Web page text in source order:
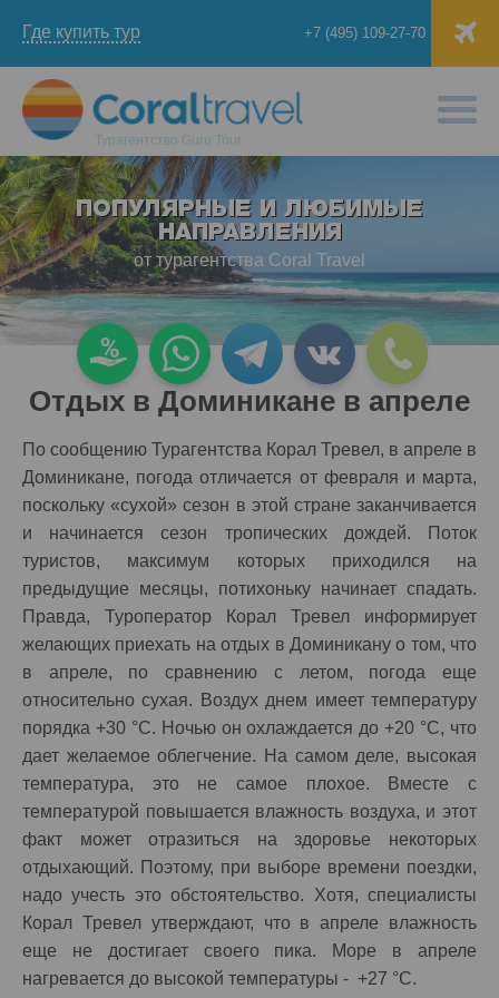
Где купить тур +7 (495) 109-27-70
Турагентство Guru Tour
ПОПУЛЯРНЫЕ И ЛЮБИМЫЕ
НАПРАВЛЕНИЯ
от турагентства Coral Travel
Отдых в Доминикане в апреле
По сообщению Турагентства Корал Тревел, в апреле в
Доминикане, погода отличается от февраля и марта,
поскольку «сухой» сезон в этой стране заканчивается
и начинается сезон тропических дождей. Поток
туристов, максимум которых приходился на
предыдущие месяцы, потихоньку начинает спадать.
Правда, Туроператор Корал Тревел информирует
желающих приехать на отдых в Доминикану о том, что
в апреле, по сравнению с летом, погода еще
относительно сухая. Воздух днем имеет температуру
порядка +30 °C. Ночью он охлаждается до +20 °C, что
дает желаемое облегчение. На самом деле, высокая
температура, это не самое плохое. Вместе с
температурой повышается влажность воздуха, и этот
факт может отразиться на здоровье некоторых
отдыхающий. Поэтому, при выборе времени поездки,
надо учесть это обстоятельство. Хотя, специалисты
Корал Тревел утверждают, что в апреле влажность
еще не достигает своего пика. Море в апреле
нагревается до высокой температуры - +27 °C.